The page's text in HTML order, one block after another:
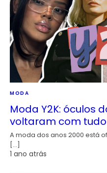
MODA
Moda Y2K: óculos
voltaram com tudo
A moda dos anos 2000 está
[…]
1 ano atrás